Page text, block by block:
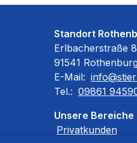
Standort
Erlbacherstraße
91541
E-Mail:
Tel.: 09861
Unsere Bereiche
Privatkunden